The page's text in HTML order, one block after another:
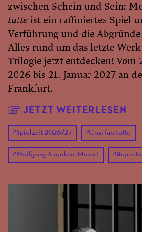
zwischen Schein und Sein:
tutte ist ein raffiniertes Spiel
Verführung und die Abgründe
Alles rund um das letzte
Trilogie jetzt entdecken! Vom
2026 bis 21. Januar 2027 an
Frankfurt.
JETZT WEITERLESEN
#Spielzeit 2026/27 #Così fan tutte
#Wolfgang Amadeus Mozart #